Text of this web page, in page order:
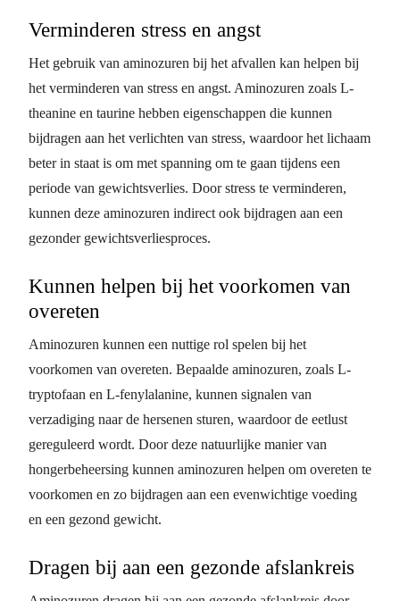
Verminderen stress en angst
Het gebruik van aminozuren bij het afvallen kan helpen bij
het verminderen van stress en angst. Aminozuren zoals L-
theanine en taurine hebben eigenschappen die kunnen
bijdragen aan het verlichten van stress, waardoor het lichaam
beter in staat is om met spanning om te gaan tijdens een
periode van gewichtsverlies. Door stress te verminderen,
kunnen deze aminozuren indirect ook bijdragen aan een
gezonder gewichtsverliesproces.
Kunnen helpen bij het voorkomen van
overeten
Aminozuren kunnen een nuttige rol spelen bij het
voorkomen van overeten. Bepaalde aminozuren, zoals L-
tryptofaan en L-fenylalanine, kunnen signalen van
verzadiging naar de hersenen sturen, waardoor de eetlust
gereguleerd wordt. Door deze natuurlijke manier van
hongerbeheersing kunnen aminozuren helpen om overeten te
voorkomen en zo bijdragen aan een evenwichtige voeding
en een gezond gewicht.
Dragen bij aan een gezonde afslankreis